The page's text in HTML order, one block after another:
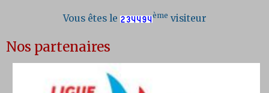
Vous êtes le ème visiteur
Nos partenaires